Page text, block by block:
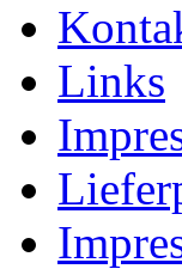
Links